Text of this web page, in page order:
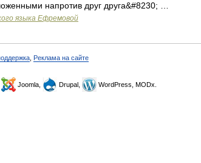
напротив друг друга&#8230; …
языка Ефремовой
Реклама на сайте
Joomla, Drupal, WordPress, MODx.